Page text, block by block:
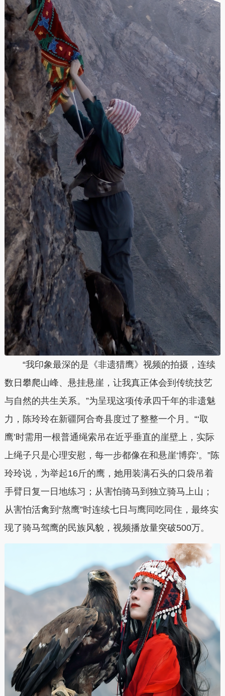
“我印象最深的是《非遗猎鹰》视频的拍摄，连续
数日攀爬山峰、悬挂悬崖，让我真正体会到传统技艺
与自然的共生关系。”为呈现这项传承四千年的非遗魅
力，陈玲玲在新疆阿合奇县度过了整整一个月。“‘取
鹰’时需用一根普通绳索吊在近乎垂直的崖壁上，实际
上绳子只是心理安慰，每一步都像在和悬崖‘博弈’。”陈
玲玲说，为举起16斤的鹰，她用装满石头的口袋吊着
手臂日复一日地练习；从害怕骑马到独立骑马上山；
从害怕活禽到“熬鹰”时连续七日与鹰同吃同住，最终实
现了骑马驾鹰的民族风貌，视频播放量突破500万。